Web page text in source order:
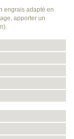
engrais adapté en
apporter un